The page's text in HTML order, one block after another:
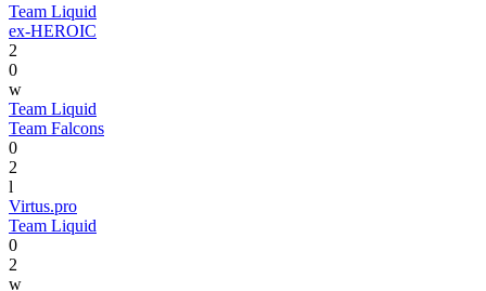
Team Liquid
ex-HEROIC
2
0
w
Team Liquid
Team Falcons
0
2
l
Virtus.pro
Team Liquid
0
2
w